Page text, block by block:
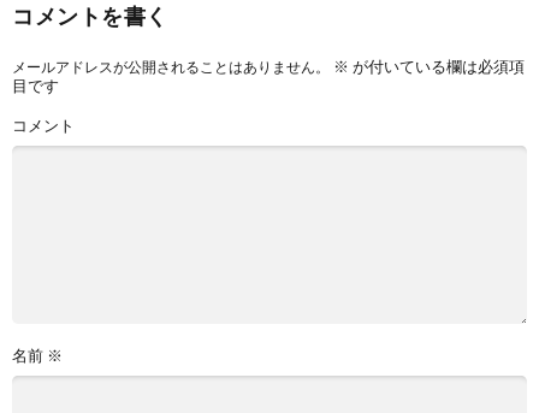
コメントを書く
メールアドレスが公開されることはありません。 ※ が付いている欄は必須項
目です
コメント
名前 ※